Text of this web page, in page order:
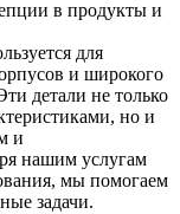
в продукты и
для
и широкого
детали не только
но и
и
нашим услугам
, мы помогаем
задачи.